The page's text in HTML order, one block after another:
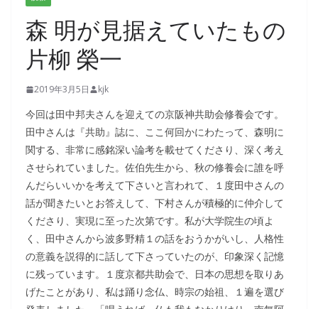
森 明が見据えていたもの
片柳 榮一
2019年3月5日 kjk
今回は田中邦夫さんを迎えての京阪神共助会修養会です。
田中さんは『共助』誌に、ここ何回かにわたって、森明に
関する、非常に感銘深い論考を載せてくださり、深く考え
させられていました。佐伯先生から、秋の修養会に誰を呼
んだらいいかを考えて下さいと言われて、１度田中さんの
話が聞きたいとお答えして、下村さんが積極的に仲介して
くださり、実現に至った次第です。私が大学院生の頃よ
く、田中さんから波多野精１の話をおうかがいし、人格性
の意義を説得的に話して下さっていたのが、印象深く記憶
に残っています。１度京都共助会で、日本の思想を取りあ
げたことがあり、私は踊り念仏、時宗の始祖、１遍を選び